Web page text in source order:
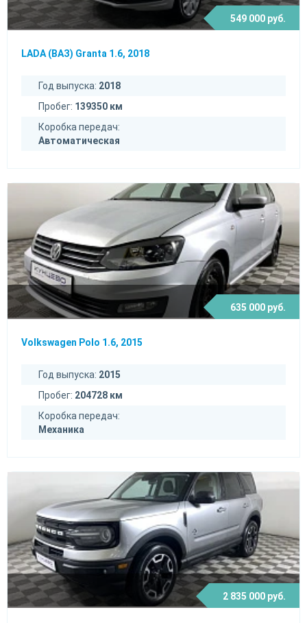
549 000 руб.
LADA (ВАЗ) Granta 1.6, 2018
Год выпуска: 2018
Пробег: 139350 км
Коробка передач:
Автоматическая
635 000 руб.
Volkswagen Polo 1.6, 2015
Год выпуска: 2015
Пробег: 204728 км
Коробка передач:
Механика
2 835 000 руб.